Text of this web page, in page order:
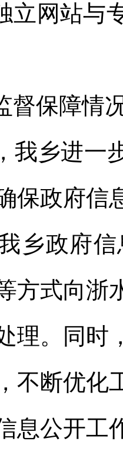
立网站与
督保障情
我乡进一
保政府信
乡政府
方式向浙
理。同时
不断优化
息公开工